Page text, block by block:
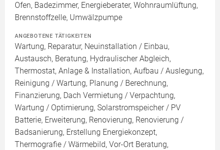
Ofen, Badezimmer, Energieberater, Wohnraumlüftung,
Brennstoffzelle, Umwälzpumpe
ANGEBOTENE TÄTIGKEITEN
Wartung, Reparatur, Neuinstallation / Einbau,
Austausch, Beratung, Hydraulischer Abgleich,
Thermostat, Anlage & Installation, Aufbau / Auslegung,
Reinigung / Wartung, Planung / Berechnung,
Finanzierung, Dach Vermietung / Verpachtung,
Wartung / Optimierung, Solarstromspeicher / PV
Batterie, Erweiterung, Renovierung, Renovierung /
Badsanierung, Erstellung Energiekonzept,
Thermografie / Wärmebild, Vor-Ort Beratung,